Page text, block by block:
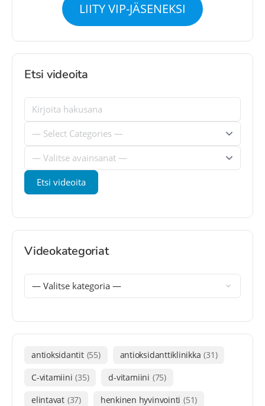
LIITY VIP-JÄSENEKSI
Etsi videoita
Videokategoriat
antioksidantit (55) antioksidanttiklinikka (31)
C-vitamiini (35) d-vitamiini (75)
elintavat (37) henkinen hyvinvointi (51)